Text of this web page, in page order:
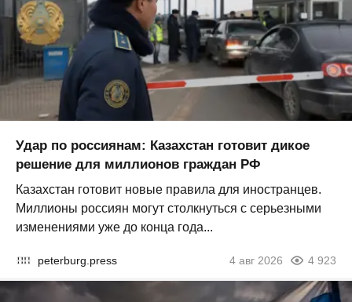
Удар по россиянам: Казахстан готовит дикое
решение для миллионов граждан РФ
Казахстан готовит новые правила для иностранцев.
Миллионы россиян могут столкнуться с серьезными
изменениями уже до конца года...
peterburg.press 4 авг 2026 4 923